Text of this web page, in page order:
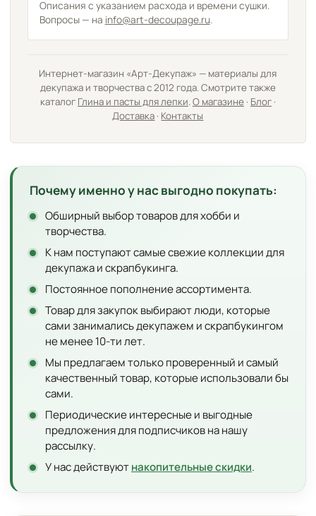
Описания с указанием расхода и времени сушки.
Вопросы — на info@art-decoupage.ru.
Интернет-магазин «Арт-Декупаж» — материалы для
декупажа и творчества с 2012 года. Смотрите также
каталог Глина и пасты для лепки.О магазине· Блог·
Доставка · Контакты
Почему именно у нас выгодно покупать:
Обширный выбор товаров для хобби и
творчества.
К нам поступают самые свежие коллекции для
декупажа и скрапбукинга.
Постоянное пополнение ассортимента.
Товар для закупок выбирают люди, которые
сами занимались декупажем и скрапбукингом
не менее 10-ти лет.
Мы предлагаем только проверенный и самый
качественный товар, которые использовали бы
сами.
Периодические интересные и выгодные
предложения для подписчиков на нашу
рассылку.
У нас действуютнакопительные скидки.